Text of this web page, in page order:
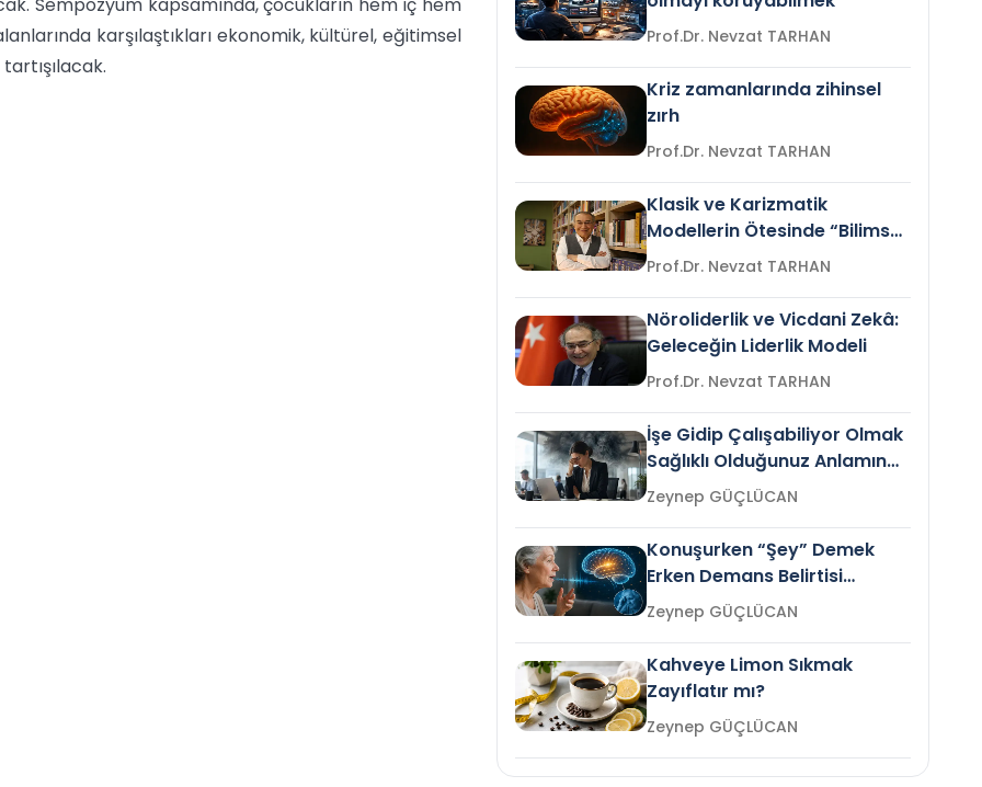
karşılaştıkları ekonomik, kültürel, eğitimsel
Prof.Dr. Nevzat TARHAN
Kriz zamanlarında zihinsel
zırh
Prof.Dr. Nevzat TARHAN
Klasik ve Karizmatik
Modellerin Ötesinde “Bilimsel
Liderlik”
Prof.Dr. Nevzat TARHAN
Nöroliderlik ve Vicdani Zekâ:
Geleceğin Liderlik Modeli
Prof.Dr. Nevzat TARHAN
İşe Gidip Çalışabiliyor Olmak
Sağlıklı Olduğunuz Anlamına
Gelir mi?Zeynep GÜÇLÜCAN
Konuşurken “Şey” Demek
Erken Demans Belirtisi
Olabilir mi?Zeynep GÜÇLÜCAN
Kahveye Limon Sıkmak
Zayıflatır mı?
Zeynep GÜÇLÜCAN